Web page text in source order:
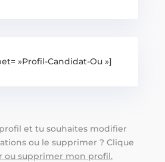
»Profil-Candidat-Ou »]
et tu souhaites modifier
ou le supprimer ? Clique
ou supprimer mon profil.